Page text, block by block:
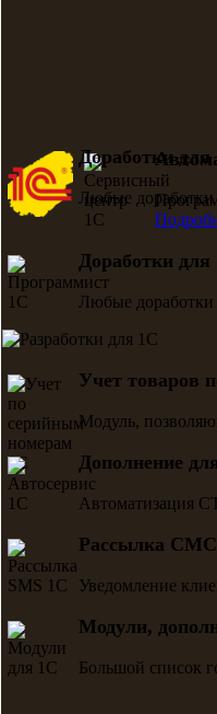
Доработки для
Любые доработки
Доработки для
Любые доработки
Учет товаров
Модуль,
Дополнение
Автоматизация
Рассылка СМС
Уведомление
Модули,
Большой список